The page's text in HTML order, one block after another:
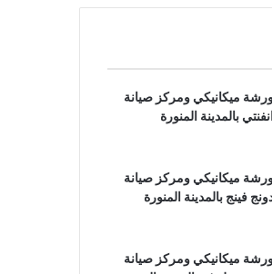
ميكانيكي ومركز صيانة
بالمدينة المنورة
ميكانيكي ومركز صيانة
فينج بالمدينة المنورة
ميكانيكي ومركز صيانة